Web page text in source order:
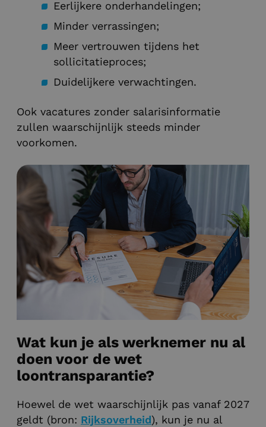
Eerlijkere onderhandelingen;
Minder verrassingen;
Meer vertrouwen tijdens het
sollicitatieproces;
Duidelijkere verwachtingen.
Ook vacatures zonder salarisinformatie
zullen waarschijnlijk steeds minder
voorkomen.
Wat kun je als werknemer nu al
doen voor de wet
loontransparantie?
Hoewel de wet waarschijnlijk pas vanaf 2027
geldt (bron: Rijksoverheid), kun je nu al